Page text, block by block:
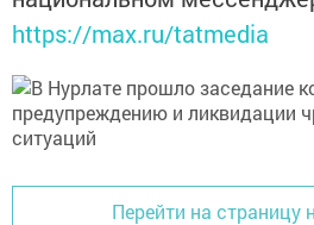
https://max.ru/tatmedia
Перейти на страницу